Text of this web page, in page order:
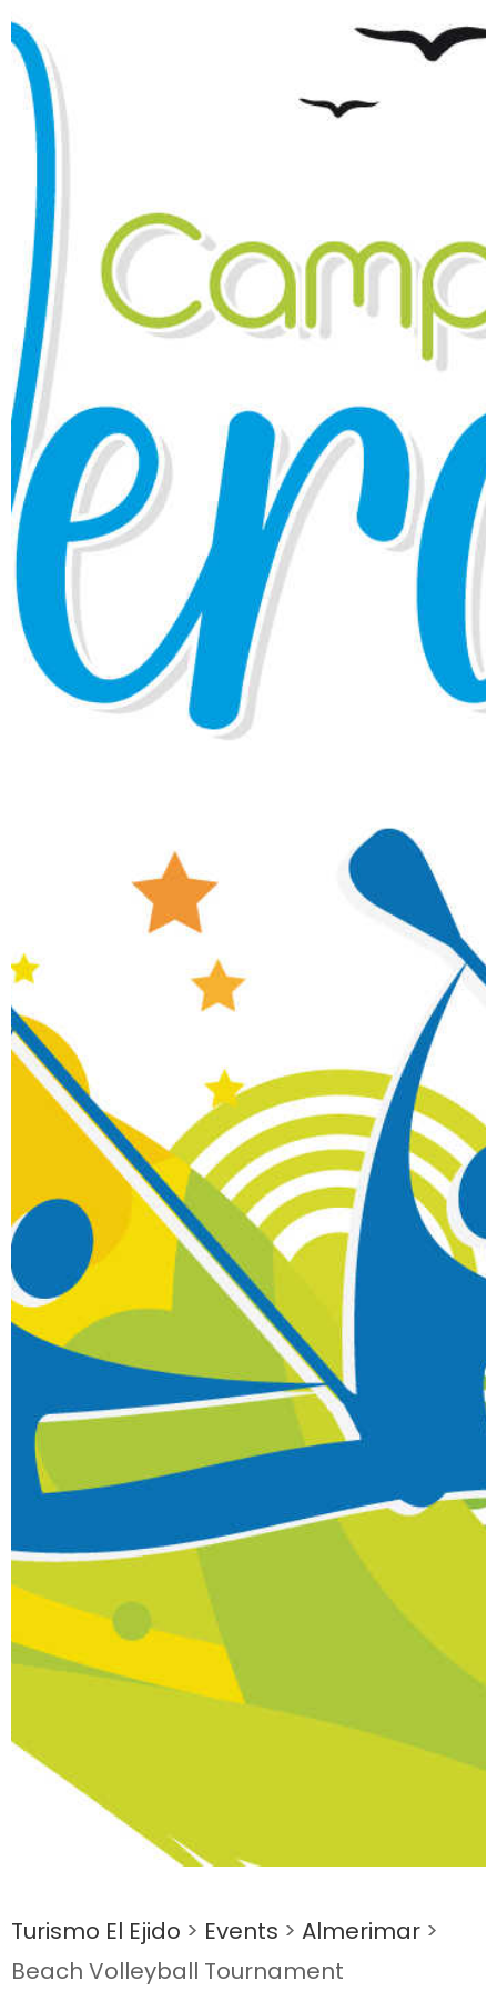
Turismo El Ejido > Events > Almerimar >
Beach Volleyball Tournament